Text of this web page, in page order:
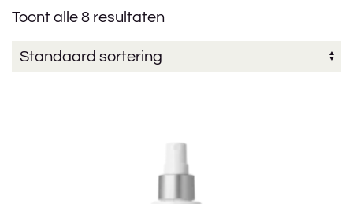
Toont alle 8 resultaten